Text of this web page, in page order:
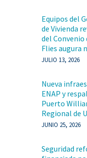
Equipos del
de Vivienda
del
Flies augura
JULIO 13, 2026
Nueva
ENAP y
Puerto
Regional de
JUNIO 25, 2026
Seguridad